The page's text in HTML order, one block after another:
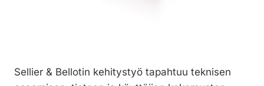
Sellier & Bellotin kehitystyö tapahtuu teknisen